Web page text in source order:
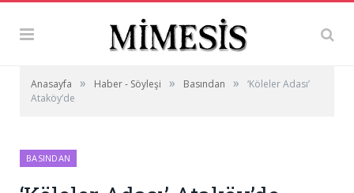
Anasayfa » Haber - Söyleşi » Basından »
‘Köleler Adası’
Ataköy’de
BASINDAN